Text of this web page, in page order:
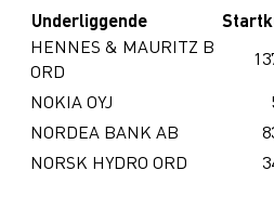
Underliggende
HENNES & MAURITZ B
ORD
NOKIA OYJ
NORDEA BANK AB
NORSK HYDRO ORD